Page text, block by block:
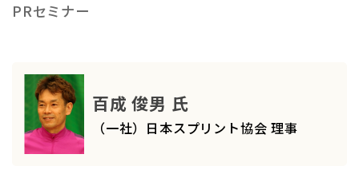
PRセミナー
百成 俊男 氏
（一社）日本スプリント協会 理事